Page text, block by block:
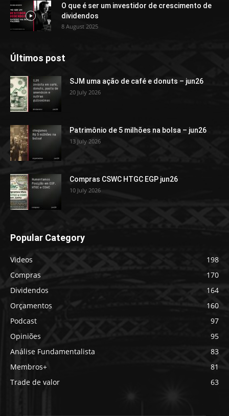
O que é ser um investidor de crescimento de
dividendos
8 August 2025
Últimos post
SJM uma ação de café e donuts – jun26
20 July 2026
Patrimônio de 5 milhões na bolsa – jun26
13 July 2026
Compras CSWC HTGC EGP jun26
10 July 2026
Popular Category
Videos
198
Compras
170
Dividendos
164
Orçamentos
160
Podcast
97
Opiniões
95
Análise Fundamentalista
83
Membros+
81
Trade de valor
63